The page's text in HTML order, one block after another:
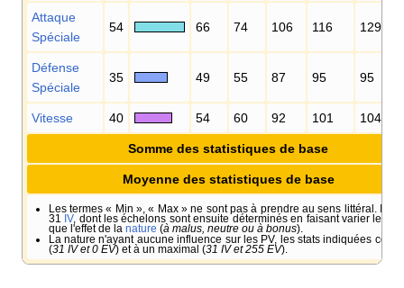
Attaque
Spéciale
54 66 74 106 116 129
Défense
Spéciale
35 49 55 87 95 95
Vitesse 40 54 60 92 101 104
Somme des statistiques de base
Moyenne des statistiques de base
Les termes « Min », « Max » ne sont pas à prendre au sens littéral. Il
31 IV, dont les échelons sont ensuite déterminés en faisant varier les
que l'effet de la nature (à malus, neutre ou à bonus).
La nature n'ayant aucune influence sur les PV, les stats indiquées
(31 IV et 0 EV) et à un maximal (31 IV et 255 EV).